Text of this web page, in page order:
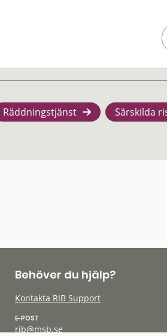
Räddningstjänst Särskilda
Behöver du hjälp?
Kontakta RIB Support
E-POST
rib@msb.se